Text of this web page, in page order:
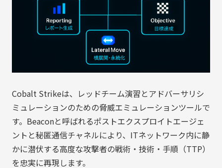
Cobalt Strikeは、レッドチーム演習とアドバーサリシ
ミュレーションのための脅威エミュレーションツールで
す。Beaconと呼ばれるポストエクスプロイトエージェ
ントと秘匿通信チャネルにより、ITネットワーク内に静
かに潜伏する高度な攻撃者の戦術・技術・手順（TTP）
を忠実に再現します。